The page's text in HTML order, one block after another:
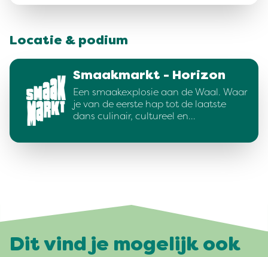
Locatie & podium
Smaakmarkt - Horizon
Een smaakexplosie aan de Waal. Waar
je van de eerste hap tot de laatste
dans culinair, cultureel en…
Dit vind je mogelijk ook